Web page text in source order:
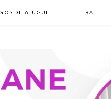
DE ALUGUEL LETTERA